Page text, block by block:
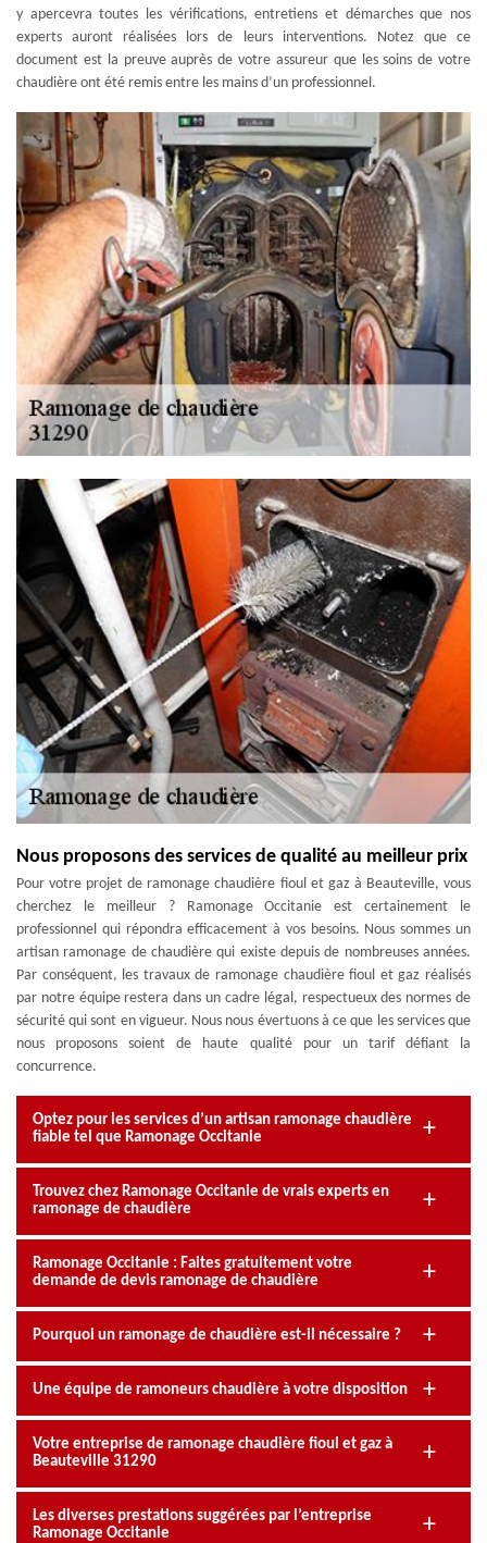
y apercevra toutes les vérifications, entretiens et démarches que nos
experts auront réalisées lors de leurs interventions. Notez que ce
document est la preuve auprès de votre assureur que les soins de votre
chaudière ont été remis entre les mains d’un professionnel.
Nous proposons des services de qualité au meilleur prix
Pour votre projet de ramonage chaudière fioul et gaz à Beauteville, vous
cherchez le meilleur ? Ramonage Occitanie est certainement le
professionnel qui répondra efficacement à vos besoins. Nous sommes un
artisan ramonage de chaudière qui existe depuis de nombreuses années.
Par conséquent, les travaux de ramonage chaudière fioul et gaz réalisés
par notre équipe restera dans un cadre légal, respectueux des normes de
sécurité qui sont en vigueur. Nous nous évertuons à ce que les services que
nous proposons soient de haute qualité pour un tarif défiant la
concurrence.
Optez pour les services d’un artisan ramonage chaudière
fiable tel que Ramonage Occitanie
Trouvez chez Ramonage Occitanie de vrais experts en
ramonage de chaudière
Ramonage Occitanie : Faites gratuitement votre
demande de devis ramonage de chaudière
Pourquoi un ramonage de chaudière est-il nécessaire ?
Une équipe de ramoneurs chaudière à votre disposition
Votre entreprise de ramonage chaudière fioul et gaz à
Beauteville 31290
Les diverses prestations suggérées par l’entreprise
Ramonage Occitanie